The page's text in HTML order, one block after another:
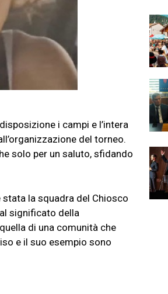
i campi e l’intera
del torneo.
solo per un saluto, sfidando
la squadra del Chiosco
significato della
di una comunità che
e il suo esempio sono